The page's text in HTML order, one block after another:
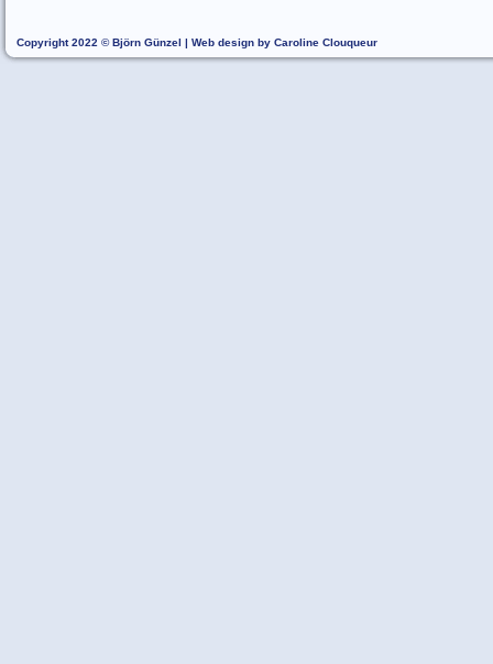
Copyright 2022 © Björn Günzel | Web design by Caroline Clouqueur